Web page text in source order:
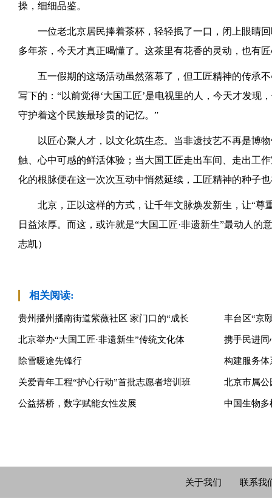
操，细细品鉴。
一位老北京居民捧着茶杯，轻轻抿了一口，闭上眼睛
多年茶，今天才真正喝懂了。这茶里有花香的灵动，也有
五一假期的这场活动虽然落幕了，但工匠精神的传承
写下的：“以前觉得‘大国工匠’是电视里的人，今天才发现
守护着这个民族最珍贵的记忆。”
以匠心聚人才，以文化筑生态。当非遗技艺不再是博
触、心中可感的鲜活体验；当大国工匠走出车间、走出工
化的根脉便在这一次次互动中悄然延续，工匠精神的种子
北京，正以这样的方式，让千年文脉焕发新生，让“尊
日益浓厚。而这，或许就是“大国工匠·非遗新生”最动人的
志凯）
相关阅读:
贵州播州播南街道紫薇社区 家门口的“成长 丰台区“京
北京举办“大国工匠·非遗新生”传统文化体 携手民进
除雪暖途先锋行 构建服务体
关爱青年工程“护心行动”首批志愿者培训班 北京市属
公益搭桥，数字赋能女性发展 中国生物
关于我们 联系我